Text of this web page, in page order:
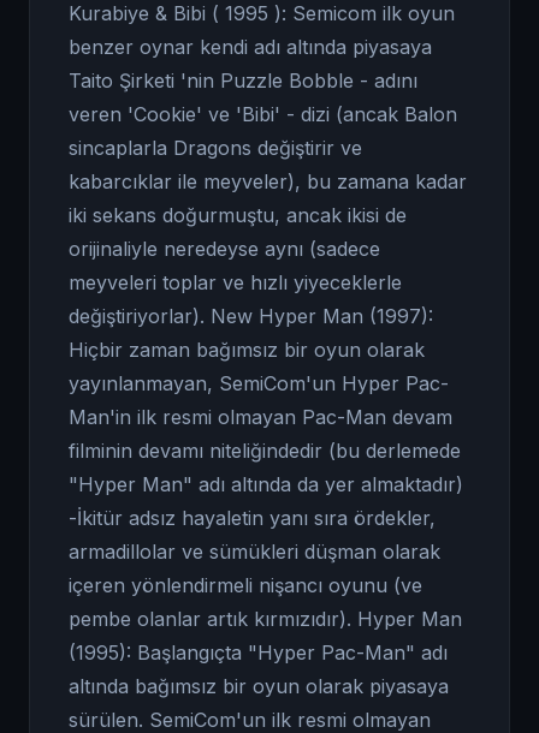
Kurabiye & Bibi ( 1995 ): Semicom ilk oyun
benzer oynar kendi adı altında piyasaya
Taito Şirketi 'nin Puzzle Bobble - adını
veren 'Cookie' ve 'Bibi' - dizi (ancak Balon
sincaplarla Dragons değiştirir ve
kabarcıklar ile meyveler), bu zamana kadar
iki sekans doğurmuştu, ancak ikisi de
orijinaliyle neredeyse aynı (sadece
meyveleri toplar ve hızlı yiyeceklerle
değiştiriyorlar). New Hyper Man (1997):
Hiçbir zaman bağımsız bir oyun olarak
yayınlanmayan, SemiCom'un Hyper Pac-
Man'in ilk resmi olmayan Pac-Man devam
filminin devamı niteliğindedir (bu derlemede
"Hyper Man" adı altında da yer almaktadır)
-İkitür adsız hayaletin yanı sıra ördekler,
armadillolar ve sümükleri düşman olarak
içeren yönlendirmeli nişancı oyunu (ve
pembe olanlar artık kırmızıdır). Hyper Man
(1995): Başlangıçta "Hyper Pac-Man" adı
altında bağımsız bir oyun olarak piyasaya
sürülen. SemiCom'un ilk resmi olmayan